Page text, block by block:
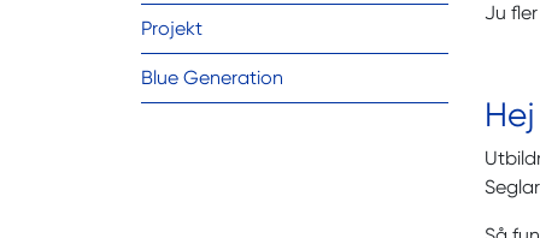
Projekt
Blue Generation
Ju